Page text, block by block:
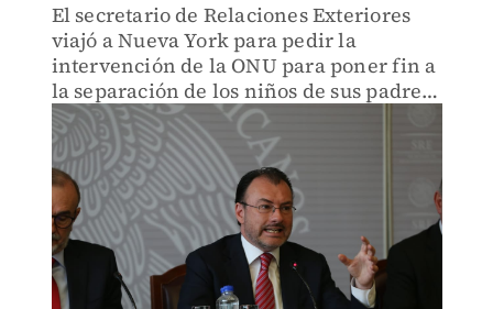
El secretario de Relaciones Exteriores
viajó a Nueva York para pedir la
intervención de la ONU para poner fin a
la separación de los niños de sus padres
migrantes en la frontera.